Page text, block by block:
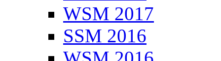
WSM 2017
SSM 2016